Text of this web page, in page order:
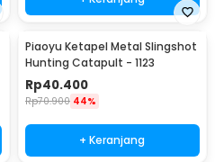
Piaoyu Ketapel Metal Slingshot
Hunting Catapult - 1123
Rp40.400
Rp70.900 44%
+ Keranjang